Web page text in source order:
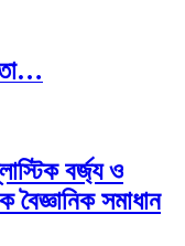
৪৯টি…
বর্জ্য ও
সমাধান